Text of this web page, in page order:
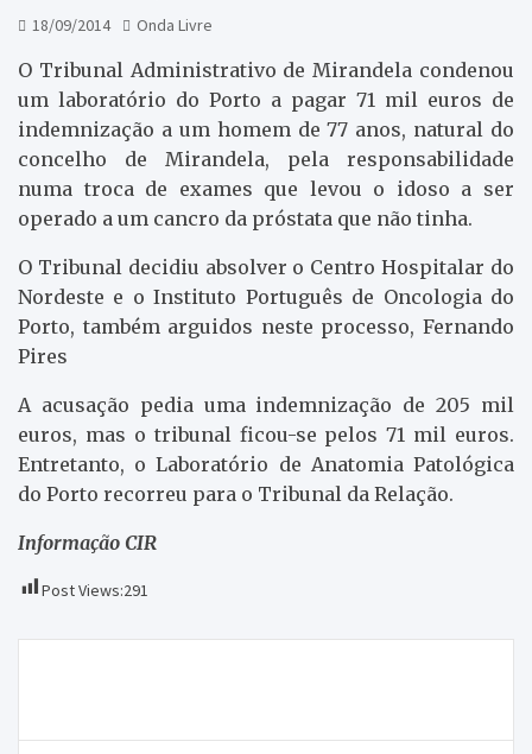
18/09/2014 Onda Livre
O Tribunal Administrativo de Mirandela condenou
um laboratório do Porto a pagar 71 mil euros de
indemnização a um homem de 77 anos, natural do
concelho de Mirandela, pela responsabilidade
numa troca de exames que levou o idoso a ser
operado a um cancro da próstata que não tinha.
O Tribunal decidiu absolver o Centro Hospitalar do
Nordeste e o Instituto Português de Oncologia do
Porto, também arguidos neste processo, Fernando
Pires
A acusação pedia uma indemnização de 205 mil
euros, mas o tribunal ficou-se pelos 71 mil euros.
Entretanto, o Laboratório de Anatomia Patológica
do Porto recorreu para o Tribunal da Relação.
Informação CIR
Post Views:291
artigos